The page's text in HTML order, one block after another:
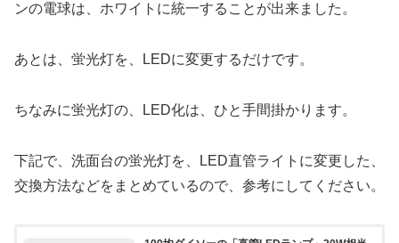
ンの電球は、ホワイトに統一することが出来ました。
あとは、蛍光灯を、LEDに変更するだけです。
ちなみに蛍光灯の、LED化は、ひと手間掛かります。
下記で、洗面台の蛍光灯を、LED直管ライトに変更した、
交換方法などをまとめているので、参考にしてください。